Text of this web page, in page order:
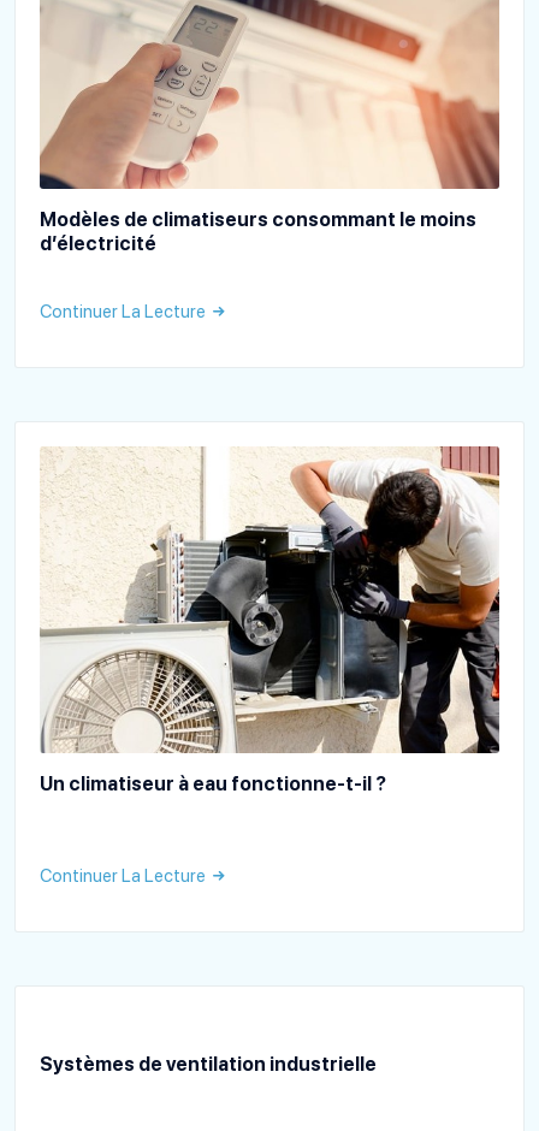
Modèles de climatiseurs consommant le moins
d’électricité
Continuer La Lecture
Un climatiseur à eau fonctionne-t-il ?
Continuer La Lecture
Systèmes de ventilation industrielle